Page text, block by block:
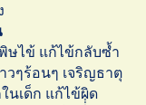
ษไข้ แก้ไข้กลับซ้ำ
วๆร้อนๆ เจริญธาตุ
นเด็ก แก้ไข้ผิด